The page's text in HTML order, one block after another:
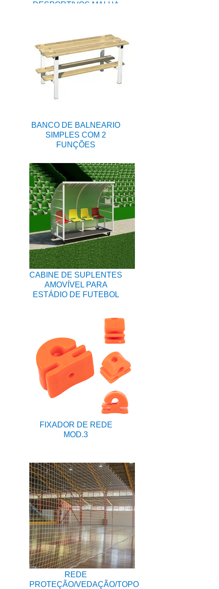
DESPORTIVOS MALHA
BANCO DE BALNEARIO
SIMPLES COM 2
FUNÇÕES
CABINE DE SUPLENTES
AMOVÍVEL PARA
ESTÁDIO DE FUTEBOL
FIXADOR DE REDE
MOD.3
REDE
PROTEÇÃO/VEDAÇÃO/TOPO